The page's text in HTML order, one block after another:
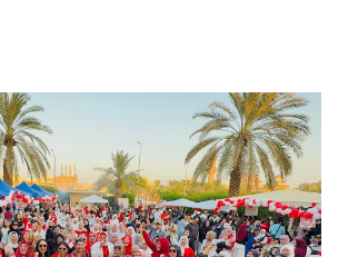
duta besar dan perwakilan dari berbagai
datang dengan penuh rasa hormat dan
dengan penuh semangat di
City. Masyarakat Indonesia yang
suasana yang hangat, seolah membawa